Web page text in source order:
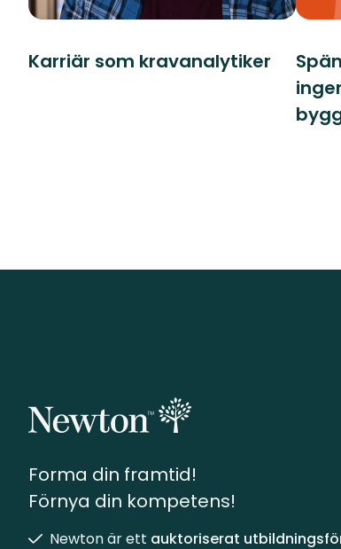
Karriär som kravanalytiker
Forma din framtid!
Förnya din kompetens!
Newton är ett auktoriserat